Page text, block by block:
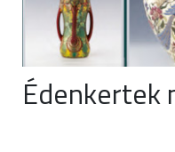
Édenkertek